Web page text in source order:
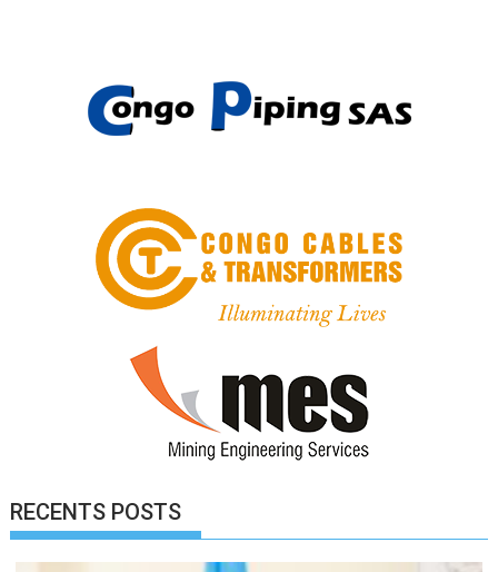
RECENTS POSTS